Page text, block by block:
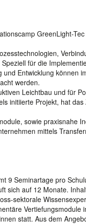
GreenLight-
für die
Entwicklung können
werden.
Leichtbau und für
initiierte Projekt, hat
sowie praxisnahe
mittels
9 Seminartage pro
sich auf 12 Monate.
sektorale
Vertiefungsmodule
statt. Aus dem